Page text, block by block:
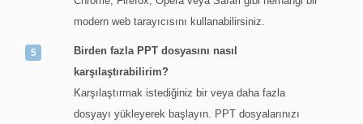
modern web tarayıcısını kullanabilirsiniz.
Birden fazla PPT dosyasını nasıl
karşılaştırabilirim?
Karşılaştırmak istediğiniz bir veya daha fazla
dosyayı yükleyerek başlayın. PPT dosyalarınızı